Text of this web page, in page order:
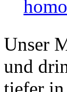
Unser
und